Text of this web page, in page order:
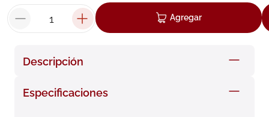
Agregar
Descripción
Especificaciones
bioderma
5. cerave
6 degraler
8. roche posay